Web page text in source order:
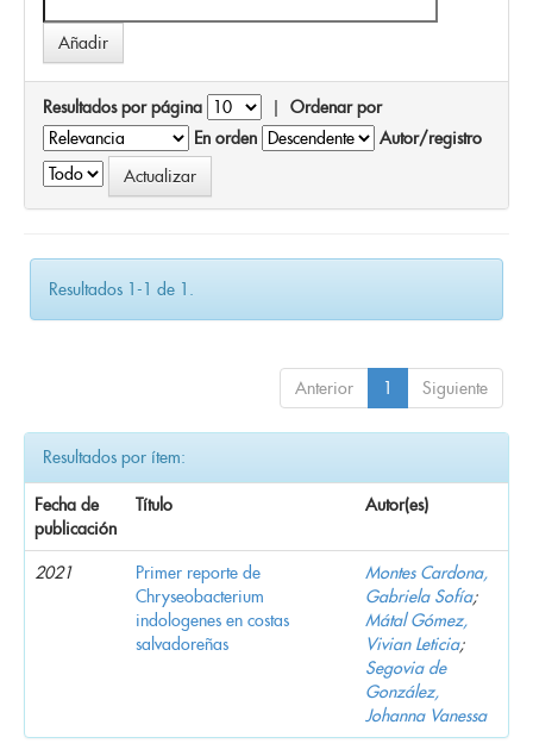
Resultados por página | Ordenar por
En orden
Autor/registro
Resultados 1-1 de 1.
Anterior 1 Siguiente
Resultados por ítem:
Fecha de
publicación
Título Autor(es)
2021
Primer reporte de
Chryseobacterium
indologenes en costas
salvadoreñas
Montes Cardona,
Gabriela Sofía;
Mátal Gómez,
Vivian Leticia;
Segovia de
González,
Johanna Vanessa